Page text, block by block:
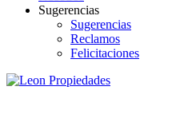
Sugerencias
Sugerencias
Reclamos
Felicitaciones